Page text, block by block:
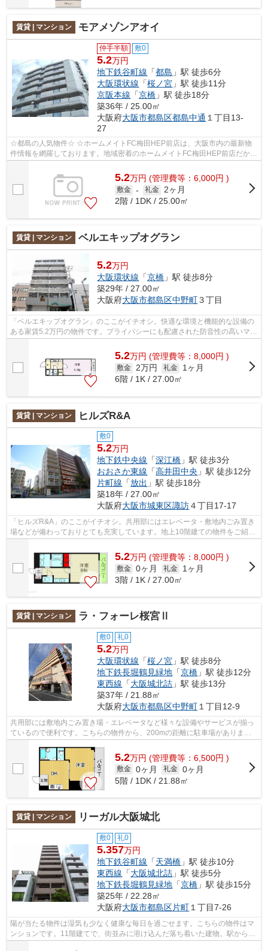
賃貸 | マンション モアメゾンアオイ
仲手半額 敷0
5.2万円
地下鉄谷町線 「都島 」駅 徒歩6分
大阪環状線 「桜ノ宮 」駅 徒歩11分
京阪本線 「京橋 」駅 徒歩18分
築36年 / 25.00㎡
大阪府大阪市都島区都島中通 １丁目13-
27
☆都島の人気物件☆ ☆ホームメイトFC梅田HEP前店は、大阪市内の最新物
件情報を網羅しております。地域密着のホームメイトFC梅田HEP前店だから
できるお部屋探し品質であなたの理想のお部...
5.2万円 (管理費等：6,000円 )
敷金 - 礼金 2ヶ月
2階 / 1DK / 25.00㎡
賃貸 | マンション ベルエキップオグラン
5.2万円
大阪環状線 「京橋 」駅 徒歩8分
築29年 / 27.00㎡
大阪府大阪市都島区中野町３丁目
「ベルエキップオグラン」のここがイチオシ。快適な環境と機能的な設備の
ある家賃5.2万円の物件です。プライバシーにも配慮された防音性の高いマン
ションタイプ。フローリング張りの、...
5.2万円 (管理費等：8,000円 )
敷金 2万円 礼金
1ヶ月
6階 / 1K / 27.00㎡
賃貸 | マンション ヒルズR&A
敷0
5.2万円
地下鉄中央線 「深江橋 」駅 徒歩3分
おおさか東線 「高井田中央 」駅 徒歩12分
片町線 「放出 」駅 徒歩18分
築18年 / 27.00㎡
大阪府大阪市城東区諏訪４丁目17-17
「ヒルズR&A」のここがイチオシ。共用部にはエレベータ・敷地内ごみ置き
場などが備わっておりとても充実しています。地上10階建ての物件をご紹
5.2万円 (管理費等：8,000円 )
敷金 0ヶ月 礼金
1ヶ月
3階 / 1K / 27.00㎡
賃貸 | マンション ラ・フォーレ桜宮Ⅱ
敷0 礼0
5.2万円
大阪環状線 「桜ノ宮 」駅 徒歩8分
地下鉄長堀鶴見緑地 「京橋 」駅 徒歩12分
東西線 「大阪城北詰 」駅 徒歩13分
築37年 / 21.88㎡
大阪府大阪市都島区中野町１丁目12-9
共用部には敷地内ごみ置き場・エレベータなど様々な設備やサービスが揃っ
ているので便利です。こちらの物件から、200mの距離に駐車場がありま
5.2万円 (管理費等：6,500円 )
敷金 0ヶ月 礼金 0ヶ月
5階 / 1DK / 21.88㎡
賃貸 | マンション リーガル大阪城北
敷0 礼0
5.357万円
地下鉄谷町線 「天満橋 」駅 徒歩10分
東西線 「大阪城北詰 」駅 徒歩5分
地下鉄長堀鶴見緑地 「京橋 」駅 徒歩15分
築25年 / 22.28㎡
大阪府大阪市都島区片町 １丁目7-26
陽が当たる物件は湿気も少なく健康な毎日を過ごせます。こちらの物件はマ
ンションです。11階建てで、街並みに溶け込んだ落ち着いた建物。駅から徒